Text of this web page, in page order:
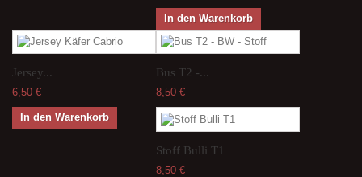
In den Warenkorb
Jersey...
6,50 €
In den Warenkorb
Bus T2 -...
8,50 €
Stoff Bulli T1
8,50 €